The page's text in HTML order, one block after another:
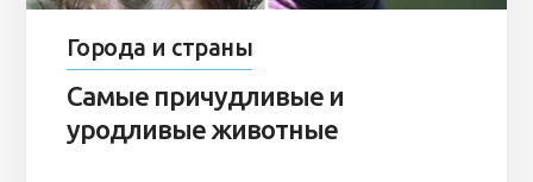
Города и страны
Самые причудливые и
уродливые животные